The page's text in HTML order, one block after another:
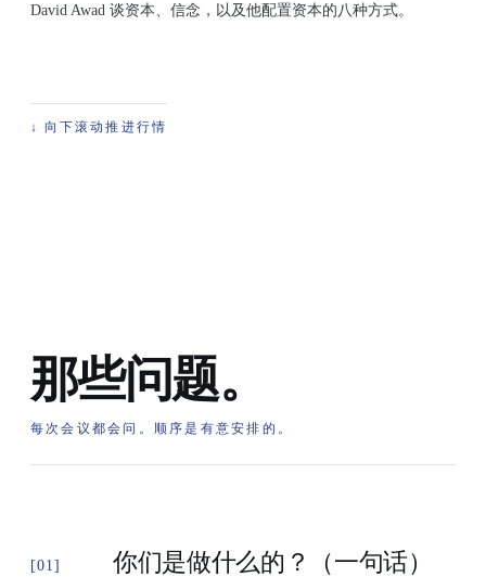
David Awad 谈资本、信念，以及他配置资本的八种方式。
↓ 向下滚动推进行情
那些问题。
每次会议都会问。顺序是有意安排的。
[01] 你们是做什么的？（一句话）